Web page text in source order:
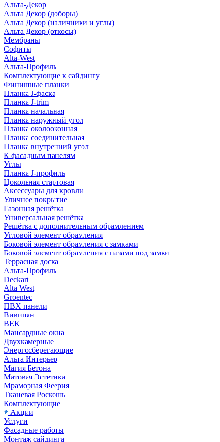
Альта-Декор
Альта Декор (доборы)
Альта Декор (наличники и углы)
Альта Декор (откосы)
Мембраны
Софиты
Alta-West
Альта-Профиль
Комплектующие к сайдингу
Финишные планки
Планка J-фаска
Планка J-trim
Планка начальная
Планка наружный угол
Планка околооконная
Планка соединительная
Планка внутренний угол
К фасадным панелям
Углы
Планка J-профиль
Цокольная стартовая
Аксессуары для кровли
Уличное покрытие
Газонная решётка
Универсальная решётка
Решётка с дополнительным обрамлением
Угловой элемент обрамления
Боковой элемент обрамления с замками
Боковой элемент обрамления с пазами под замки
Террасная доска
Альта-Профиль
Deckart
Alta West
Groentec
ПВХ панели
Вивипан
ВЕК
Мансардные окна
Двухкамерные
Энергосберегающие
Альта Интерьер
Магия Бетона
Матовая Эстетика
Мраморная Феерия
Тканевая Роскошь
Комплектующие
Акции
Услуги
Фасадные работы
Монтаж сайдинга